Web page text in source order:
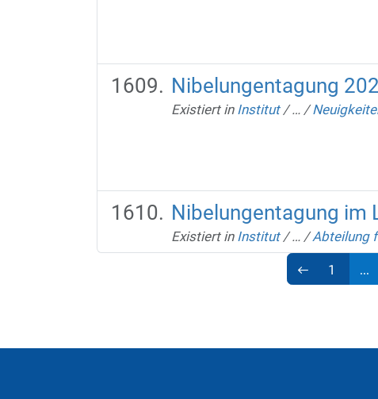
Nibelungentagung
Existiert in Institut /… /
Nibelungentagung im
Existiert in Institut /… /Abteilung
1